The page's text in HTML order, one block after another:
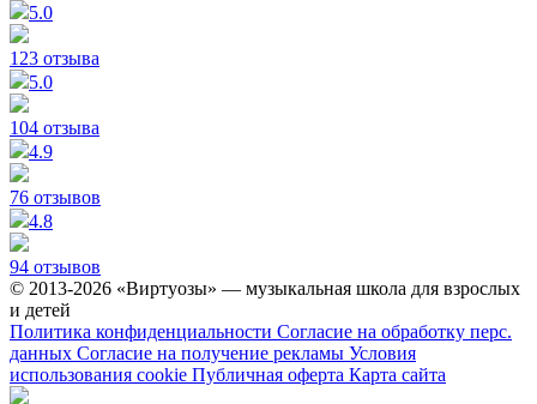
5.0
123 отзыва
5.0
104 отзыва
4.9
76 отзывов
4.8
94 отзывов
© 2013-2026 «Виртуозы» — музыкальная школа для взрослых
и детей
Политика конфиденциальности Согласие на обработку перс.
данных Согласие на получение рекламы Условия
использования cookie Публичная оферта Карта сайта